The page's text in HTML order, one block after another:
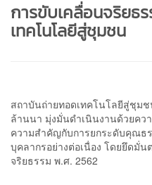
การขับเคลื่อนจริยธ
เทคโนโลยีสู่ชุมชน
สถาบันถ่ายทอดเทคโนโลยีสู่ชุม
ล้านนา มุ่งมั่นดำเนินงานด้วยคว
ความสำคัญกับการยกระดับคุณธ
บุคลากรอย่างต่อเนื่อง โดยยึดมั่
จริยธรรม พ.ศ. 2562